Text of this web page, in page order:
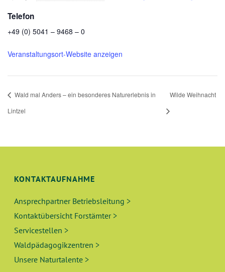
Telefon
+49 (0) 5041 – 9468 – 0
Veranstaltungsort-Website anzeigen
Wald mal Anders – ein besonderes Naturerlebnis in
Lintzel
Wilde Weihnacht
KONTAKTAUFNAHME
Ansprechpartner Betriebsleitung >
Kontaktübersicht Forstämter >
Servicestellen >
Waldpädagogikzentren >
Unsere Naturtalente >